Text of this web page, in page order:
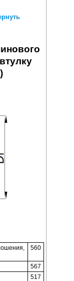
560
567
517